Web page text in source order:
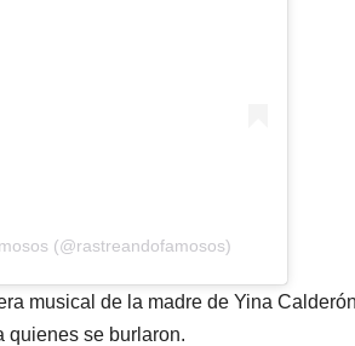
(@rastreandofamosos)
musical de la madre de Yina
quienes se burlaron.